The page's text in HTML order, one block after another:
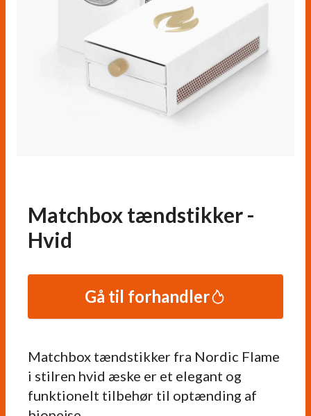
Matchbox tændstikker -
Hvid
Matchbox tændstikker fra Nordic Flame
i stilren hvid æske er et elegant og
funktionelt tilbehør til optænding af
Gå til forhandler